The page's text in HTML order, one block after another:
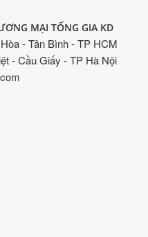
MẠI TỐNG GIA KD
- Tân Bình - TP HCM
- Cầu Giấy - TP Hà Nội